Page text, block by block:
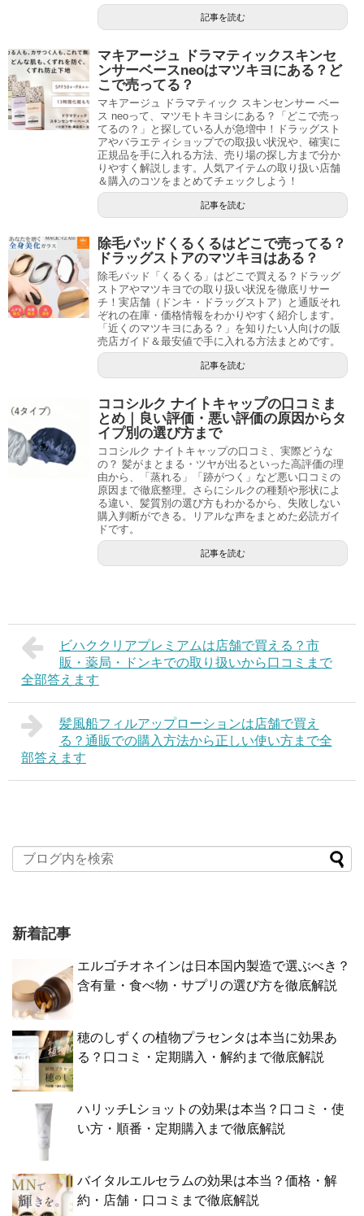
記事を読む
マキアージュ ドラマティックスキンセ
ンサーベースneoはマツキヨにある？ど
こで売ってる？
マキアージュ ドラマティック スキンセンサー ベー
ス neoって、マツモトキヨシにある？「どこで売っ
てるの？」と探している人が急増中！ドラッグスト
アやバラエティショップでの取扱い状況や、確実に
正規品を手に入れる方法、売り場の探し方まで分か
りやすく解説します。人気アイテムの取り扱い店舗
＆購入のコツをまとめてチェックしよう！
記事を読む
除毛パッドくるくるはどこで売ってる？
ドラッグストアのマツキヨはある？
除毛パッド「くるくる」はどこで買える？ドラッグ
ストアやマツキヨでの取り扱い状況を徹底リサー
チ！実店舗（ドンキ・ドラッグストア）と通販それ
ぞれの在庫・価格情報をわかりやすく紹介します。
「近くのマツキヨにある？」を知りたい人向けの販
売店ガイド＆最安値で手に入れる方法まとめです。
記事を読む
ココシルク ナイトキャップの口コミま
とめ｜良い評価・悪い評価の原因からタ
イプ別の選び方まで
ココシルク ナイトキャップの口コミ、実際どうな
の？ 髪がまとまる・ツヤが出るといった高評価の理
由から、「蒸れる」「跡がつく」など悪い口コミの
原因まで徹底整理。さらにシルクの種類や形状によ
る違い、髪質別の選び方もわかるから、失敗しない
購入判断ができる。リアルな声をまとめた必読ガイ
ドです。
記事を読む
ビハククリアプレミアムは店舗で買える？市
販・薬局・ドンキでの取り扱いから口コミまで
全部答えます
髪風船フィルアップローションは店舗で買え
る？通販での購入方法から正しい使い方まで全
部答えます
新着記事
エルゴチオネインは日本国内製造で選ぶべき？
含有量・食べ物・サプリの選び方を徹底解説
穂のしずくの植物プラセンタは本当に効果あ
る？口コミ・定期購入・解約まで徹底解説
ハリッチLショットの効果は本当？口コミ・使
い方・順番・定期購入まで徹底解説
バイタルエルセラムの効果は本当？価格・解
約・店舗・口コミまで徹底解説